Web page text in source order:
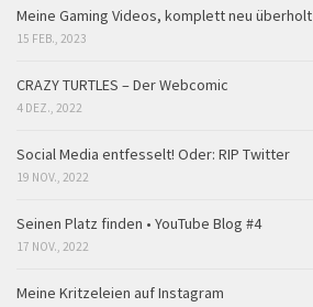
Meine Gaming Videos, komplett neu überholt
15 FEB., 2023
CRAZY TURTLES – Der Webcomic
4 DEZ., 2022
Social Media entfesselt! Oder: RIP Twitter
19 NOV., 2022
Seinen Platz finden • YouTube Blog #4
17 NOV., 2022
Meine Kritzeleien auf Instagram